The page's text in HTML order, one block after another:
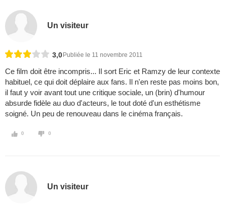
Un visiteur
3,0 Publiée le 11 novembre 2011
Ce film doit être incompris... Il sort Eric et Ramzy de leur contexte
habituel, ce qui doit déplaire aux fans. Il n'en reste pas moins bon,
il faut y voir avant tout une critique sociale, un (brin) d'humour
absurde fidèle au duo d'acteurs, le tout doté d'un esthétisme
soigné. Un peu de renouveau dans le cinéma français.
0 0
Un visiteur